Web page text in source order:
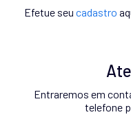
Efetue seu cadastro
Entraremos em
telefone